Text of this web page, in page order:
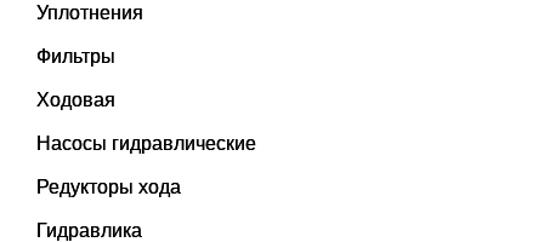
Уплотнения
Фильтры
Ходовая
Насосы гидравлические
Редукторы хода
Гидравлика